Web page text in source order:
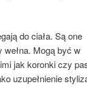
do ciała. Są one
wełna. Mogą być w
jak koronki czy
uzupełnienie